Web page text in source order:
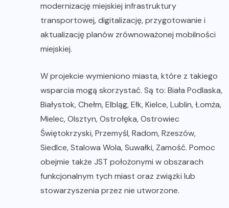
modernizację miejskiej infrastruktury
transportowej, digitalizację, przygotowanie i
aktualizację planów zrównoważonej mobilności
miejskiej.
W projekcie wymieniono miasta, które z takiego
wsparcia mogą skorzystać. Są to: Biała Podlaska,
Białystok, Chełm, Elbląg, Ełk, Kielce, Lublin, Łomża,
Mielec, Olsztyn, Ostrołęka, Ostrowiec
Świętokrzyski, Przemyśl, Radom, Rzeszów,
Siedlce, Stalowa Wola, Suwałki, Zamość. Pomoc
obejmie także JST położonymi w obszarach
funkcjonalnym tych miast oraz związki lub
stowarzyszenia przez nie utworzone.